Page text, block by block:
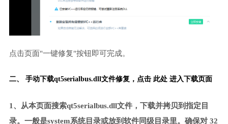
点击页面"一键修复"按钮即可完成。
二、 手动下载qt5serialbus.dll文件修复， 点击 此处 进入下载页面
1、从本页面搜索qt5serialbus.dll文件，下载并拷贝到指定目
录。一般是system系统目录或放到软件同级目录里。确保对 32